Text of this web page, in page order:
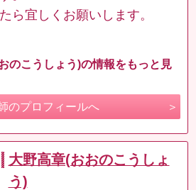
ら宜しくお願いします。
のこうしょう)の情報をもっと見
のプロフィールへ
大野高章(おおのこうしょ
う)